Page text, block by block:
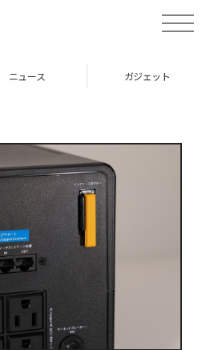
toggle
ニュース ガジェット